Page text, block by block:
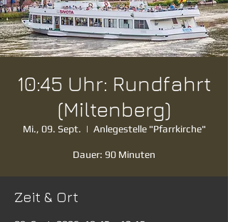
10:45 Uhr: Rundfahrt
(Miltenberg)
Mi., 09. Sept.
  |
Anlegestelle "Pfarrkirche"
Dauer: 90 Minuten
Zeit & Ort